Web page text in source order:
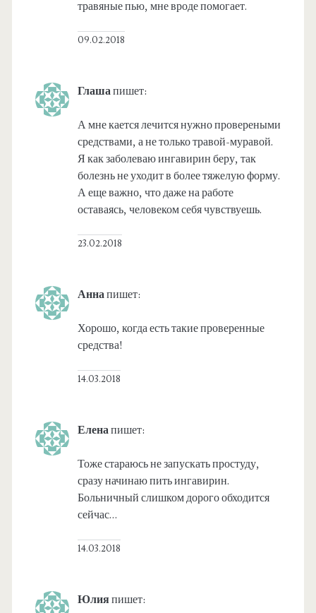
травяные пью, мне вроде помогает.
09.02.2018
Глашапишет:
А мне кается лечится нужно провереными
средствами, а не только травой-муравой.
Я как заболеваю ингавирин беру, так
болезнь не уходит в более тяжелую форму.
А еще важно, что даже на работе
оставаясь, человеком себя чувствуешь.
23.02.2018
Аннапишет:
Хорошо, когда есть такие проверенные
средства!
14.03.2018
Еленапишет:
Тоже стараюсь не запускать простуду,
сразу начинаю пить ингавирин.
Больничный слишком дорого обходится
сейчас…
14.03.2018
Юлияпишет: